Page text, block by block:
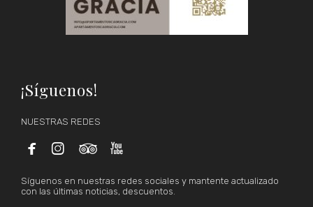
¡Síguenos!
NUESTRAS REDES
   
Síguenos en nuestras redes sociales y mantente actualizado
con las últimas noticias, descuentos.